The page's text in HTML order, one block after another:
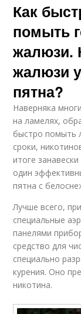
Как
помыть
жалюзи.
жалюзи
пятна?
Наверняка
на ламелях,
быстро помыть
сроки,
итоге
один
пятна с
Лучше всего,
специальные
панелями
средство для
специально
курения. Оно
никотина.